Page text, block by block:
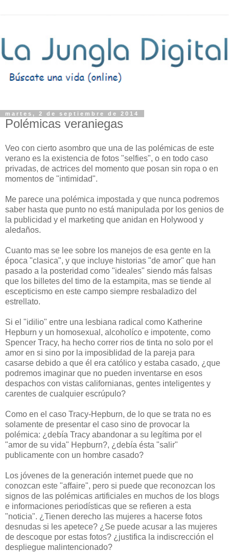
martes, 2 de septiembre de 2014
Polémicas veraniegas
Veo con cierto asombro que una de las polémicas de este
verano es la existencia de fotos "selfies", o en todo caso
privadas, de actrices del momento que posan sin ropa o en
momentos de "intimidad".
Me parece una polémica impostada y que nunca podremos
saber hasta que punto no está manipulada por los genios de
la publicidad y el marketing que anidan en Holywood y
aledaños.
Cuanto mas se lee sobre los manejos de esa gente en la
época "clasica", y que incluye historias "de amor" que han
pasado a la posteridad como "ideales" siendo más falsas
que los billetes del timo de la estampita, mas se tiende al
escepticismo en este campo siempre resbaladizo del
estrellato.
Si el "idilio" entre una lesbiana radical como Katherine
Hepburn y un homosexual, alcoholíco e impotente, como
Spencer Tracy, ha hecho correr rios de tinta no solo por el
amor en si sino por la imposiblidad de la pareja para
casarse debido a que él era católico y estaba casado, ¿que
podremos imaginar que no pueden inventarse en esos
despachos con vistas californianas, gentes inteligentes y
carentes de cualquier escrúpulo?
Como en el caso Tracy-Hepburn, de lo que se trata no es
solamente de presentar el caso sino de provocar la
polémica: ¿debía Tracy abandonar a su legítima por el
"amor de su vida" Hepburn?, ¿debía ésta "salir"
publicamente con un hombre casado?
Los jóvenes de la generación internet puede que no
conozcan este "affaire", pero si puede que reconozcan los
signos de las polémicas artificiales en muchos de los blogs
e informaciones periodísticas que se refieren a esta
"noticia". ¿Tienen derecho las mujeres a hacerse fotos
desnudas si les apetece? ¿Se puede acusar a las mujeres
de descoque por estas fotos? ¿justifica la indiscrección el
despliegue malintencionado?